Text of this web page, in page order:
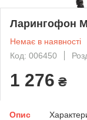
Ларингофон
Немає в наявності
Код: 006450
1 276 ₴
Опис